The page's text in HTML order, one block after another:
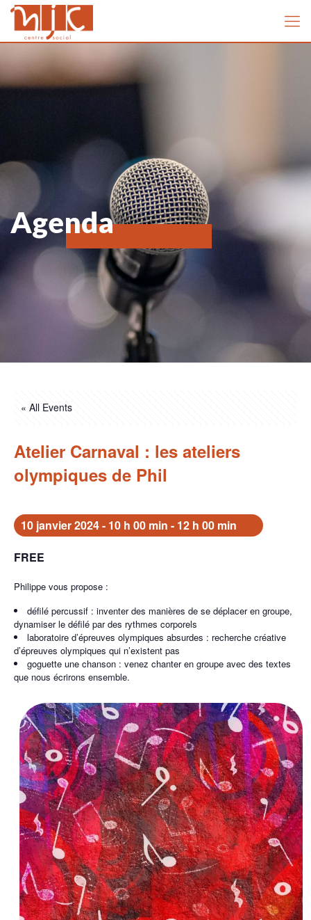
Agenda
« All Events
Atelier Carnaval : les ateliers
olympiques de Phil
10 janvier 2024 - 10 h 00 min - 12 h 00 min
FREE
Philippe vous propose :
défilé percussif : inventer des manières de se déplacer en groupe,
dynamiser le défilé par des rythmes corporels
laboratoire d’épreuves olympiques absurdes : recherche créative
d’épreuves olympiques qui n’existent pas
goguette une chanson : venez chanter en groupe avec des textes
que nous écrirons ensemble.